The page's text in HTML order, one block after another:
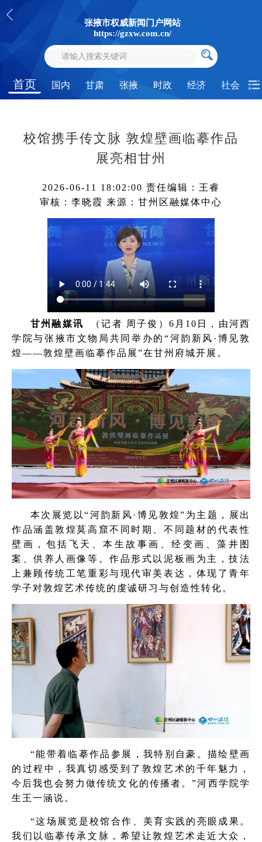
张掖市权威新闻门户网站
https://gzxw.com.cn/
首页 国内 甘肃 张掖 时政 经济 社会
校馆携手传文脉 敦煌壁画临摹作品
展亮相甘州
2026-06-11 18:02:00 责任编辑：王睿
审核：李晓霞 来源：甘州区融媒体中心
甘州融媒讯
（记者 周子俊）6月10日，由河西
学院与张掖市文物局共同举办的“河韵新风·博见敦
煌——敦煌壁画临摹作品展”在甘州府城开展。
本次展览以“河韵新风·博见敦煌”为主题，展出
作品涵盖敦煌莫高窟不同时期、不同题材的代表性
壁画，包括飞天、本生故事画、经变画、藻井图
案、供养人画像等。作品形式以泥板画为主，技法
上兼顾传统工笔重彩与现代审美表达，体现了青年
学子对敦煌艺术传统的虔诚研习与创造性转化。
“能带着临摹作品参展，我特别自豪。描绘壁画
的过程中，我真切感受到了敦煌艺术的千年魅力，
今后我也会努力做传统文化的传播者。”河西学院学
生王一涵说。
“这场展览是校馆合作、美育实践的亮眼成果。
我们以临摹传承文脉，希望让敦煌艺术走近大众，